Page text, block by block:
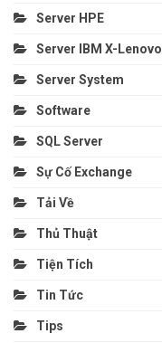
Server HPE
Server IBM X-Lenovo
Server System
Software
SQL Server
Sự Cố Exchange
Tải Về
Thủ Thuật
Tiện Tích
Tin Tức
Tips